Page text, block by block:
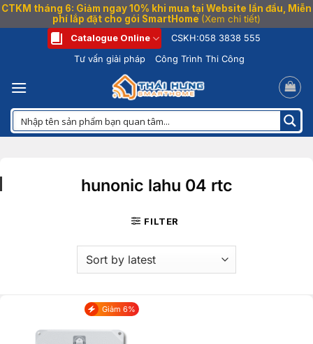
CTKM tháng 6: Giảm ngay 10% khi mua tại Website lần đầu, Miễn
phí lắp đặt cho gói SmartHome (Xem chi tiết)
dung
Catalogue Online CSKH:058 3838 555
Tư vấn giải pháp
Công Trình Thi Công
hunonic lahu 04 rtc
FILTER
Giảm 6%